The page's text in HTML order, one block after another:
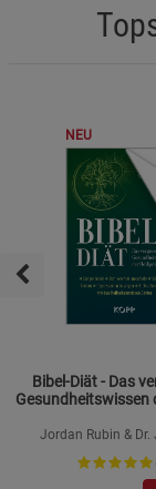
NEU
Bibel-Diät - Das
Gesundheitswissen
Jordan Rubin & Dr.